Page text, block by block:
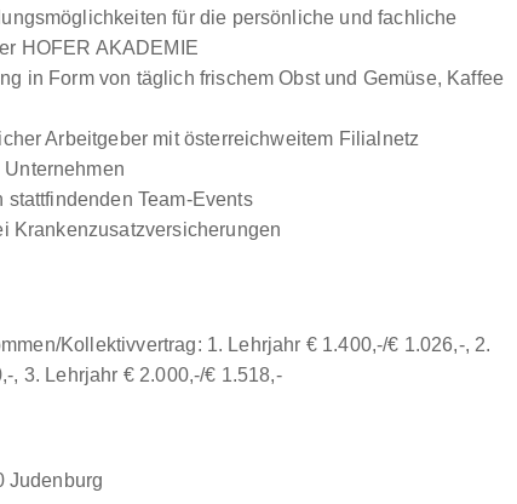
für die persönliche und fachliche
HOFER AKADEMIE
in Form von täglich frischem Obst und Gemüse, Kaffee
Arbeitgeber mit österreichweitem Filialnetz
Team-Events
Krankenzusatzversicherungen
Kollektivvertrag: 1. Lehrjahr € 1.400,-/€ 1.026,-, 2.
, 3. Lehrjahr € 2.000,-/€ 1.518,-
Judenburg​​